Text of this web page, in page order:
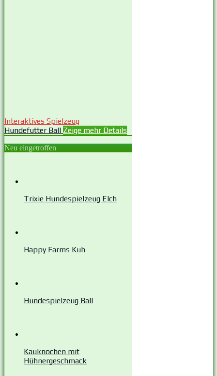
Interaktives Spielzeug
Hundefutter Ball Zeige mehr Details
Neu eingetroffen
Trixie Hundespielzeug Elch
Happy Farms Kuh
Hundespielzeug Ball
Kauknochen mit
Hühnergeschmack